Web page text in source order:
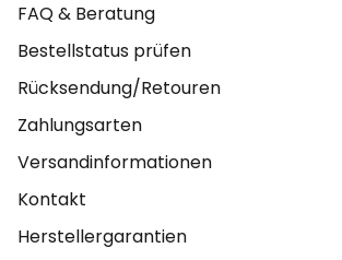
FAQ & Beratung
Bestellstatus prüfen
Rücksendung/Retouren
Zahlungsarten
Versandinformationen
Kontakt
Herstellergarantien